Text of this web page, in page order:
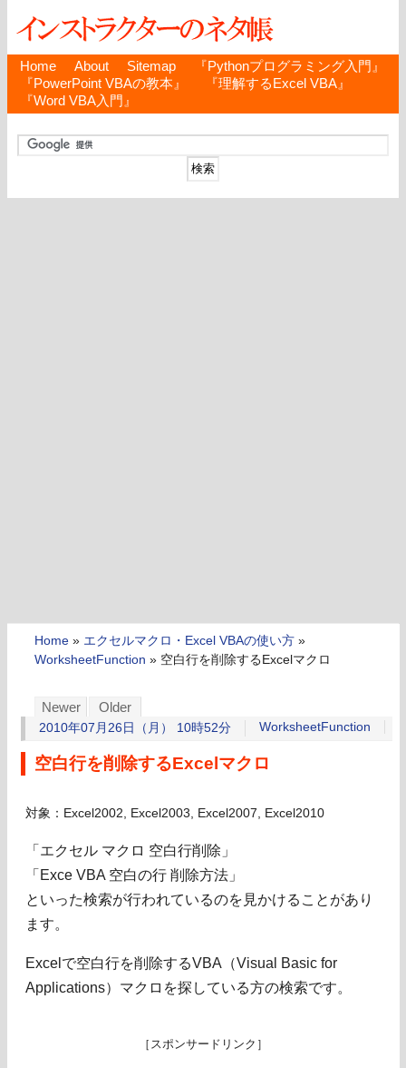
Home About Sitemap
『Pythonプログラミング入門』
『PowerPoint VBAの教本』
『理解するExcel VBA』
『Word VBA入門』
Home » エクセルマクロ・Excel VBAの使い方 »
WorksheetFunction » 空白行を削除するExcelマクロ
Newer Older
2010年07月26日（月） 10時52分 WorksheetFunction
空白行を削除するExcelマクロ
対象：Excel2002, Excel2003, Excel2007, Excel2010
「エクセル マクロ 空白行削除」
「Exce VBA 空白の行 削除方法」
といった検索が行われているのを見かけることがあり
ます。
Excelで空白行を削除するVBA（Visual Basic for
Applications）マクロを探している方の検索です。
［スポンサードリンク］